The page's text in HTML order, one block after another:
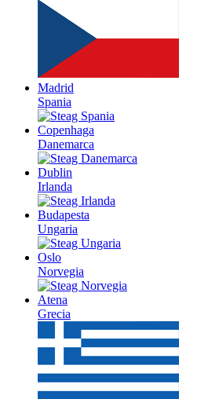
Madrid
Spania
Copenhaga
Danemarca
Dublin
Irlanda
Budapesta
Ungaria
Oslo
Norvegia
Atena
Grecia